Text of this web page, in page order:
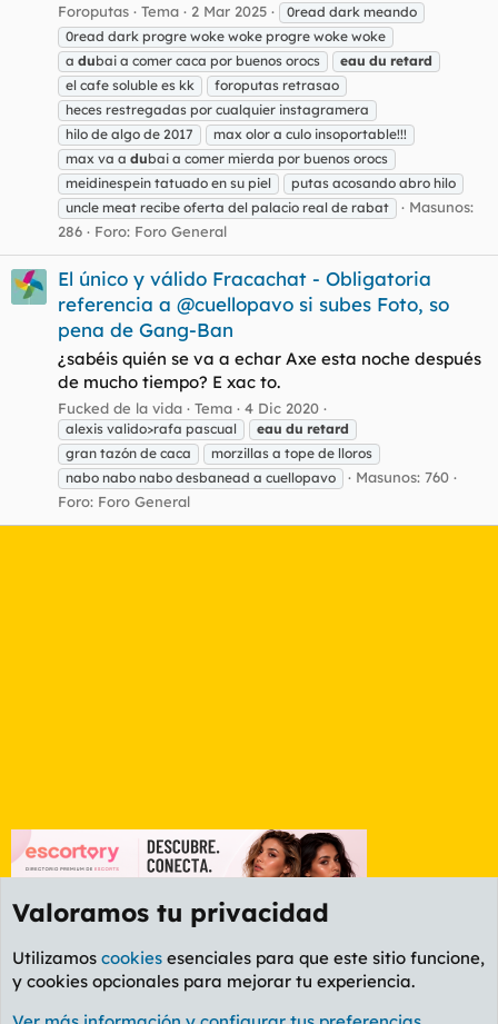
Foroputas Tema 2 Mar 2025
0read dark meando
0read dark progre woke woke progre woke woke
a dubai a comer caca por buenos orocs eau du retard
el cafe soluble es kk
foroputas retrasao
heces restregadas por cualquier instagramera
hilo de algo de 2017
max olor a culo insoportable!!!
max va a dubai a comer mierda por buenos orocs
meidinespein tatuado en su piel
putas acosando abro hilo
uncle meat recibe oferta del palacio real de rabat
Masunos:
286
Foro: Foro General
El único y válido Fracachat - Obligatoria
referencia a @cuellopavo si subes Foto, so
pena de Gang-Ban
¿sabéis quién se va a echar Axe esta noche después
de mucho tiempo? E xac to.
Fucked de la vida Tema 4 Dic 2020
alexis valido>rafa pascual eau du retard
gran tazón de caca
morzillas a tope de lloros
nabo nabo nabo desbanead a cuellopavo
Masunos: 760
Foro: Foro General
Etiquetas
Valoramos tu privacidad
Utilizamos cookies esenciales para que este sitio funcione,
y cookies opcionales para mejorar tu experiencia.